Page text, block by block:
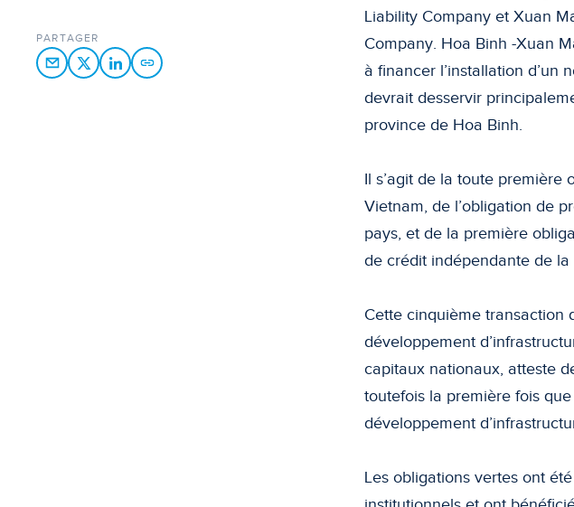
PARTAGER
Liability Company et Xuan
Company. Hoa Binh -Xuan
à financer l’installation d’un
devrait desservir
province de Hoa Binh.
Il s’agit de la toute première
Vietnam, de l’obligation de
pays, et de la première
de crédit indépendante de
Cette cinquième transaction
développement
capitaux nationaux, atteste
toutefois la première fois
développement
Les obligations vertes ont